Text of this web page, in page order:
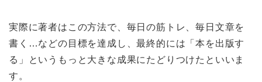
実際に著者はこの方法で、毎日の筋トレ、毎日文章を
書く…などの目標を達成し、最終的には「本を出版す
る」というもっと大きな成果にたどりつけたといいま
す。